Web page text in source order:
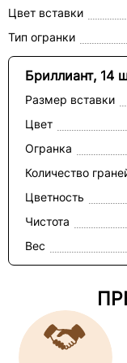
Цвет вставки
Тип огранки
Бриллиант, 14
Размер вставки
Цвет
Огранка
Количество
Цветность
Чистота
Вес